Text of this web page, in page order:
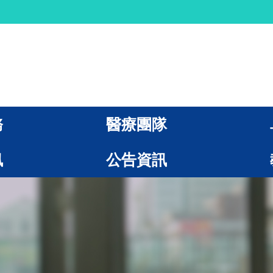
醫療團隊
公告資訊